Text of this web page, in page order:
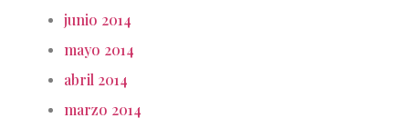
junio 2014
mayo 2014
abril 2014
marzo 2014